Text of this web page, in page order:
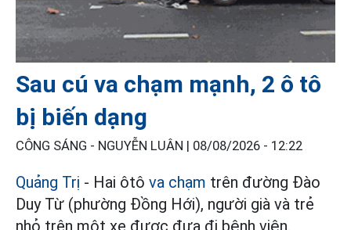
Sau cú va chạm mạnh, 2 ô tô
bị biến dạng
CÔNG SÁNG - NGUYỄN LUÂN | 08/08/2026 - 12:22
Quảng Trị - Hai ôtô va chạm trên đường Đào
Duy Từ (phường Đồng Hới), người già và trẻ
nhỏ trên một xe được đưa đi bệnh viện.